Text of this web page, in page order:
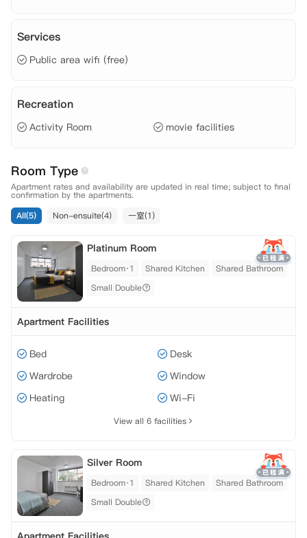
Services
Public area wifi (free)
Recreation
Activity Room movie facilities
Room Type
Apartment rates and availability are updated in real time; subject to final
confirmation by the apartments.
All(5)
Non-ensuite(4) 一室(1)
Platinum Room
Bedroom·1 Shared Kitchen
Shared Bathroom
Small Double
Apartment Facilities
Bed
Desk
Wardrobe
Window
Heating
Wi-Fi
View all 6 facilities
Silver Room
Bedroom·1 Shared Kitchen
Shared Bathroom
Small Double